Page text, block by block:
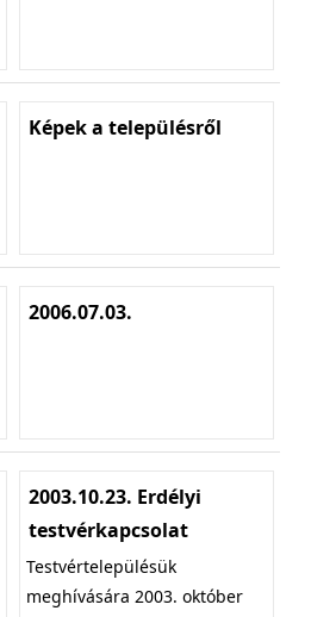
Képek a településről
2006.07.03.
2003.10.23. Erdélyi
testvérkapcsolat
Testvértelepülésük
meghívására 2003. október